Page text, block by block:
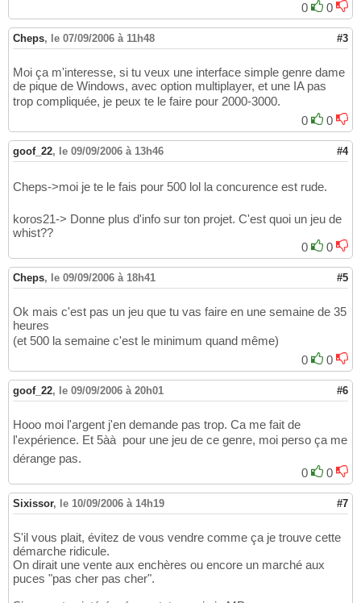
0
0
Cheps, le 07/09/2006 à 11h48 #3
Moi ça m'interesse, si tu veux une interface simple genre dame
de pique de Windows, avec option multiplayer, et une IA pas
trop compliquée, je peux te le faire pour 2000-3000.
0
0
goof_22, le 09/09/2006 à 13h46 #4
Cheps->moi je te le fais pour 500 lol la concurence est rude.
koros21-> Donne plus d'info sur ton projet. C'est quoi un jeu de
whist??
0
0
Cheps, le 09/09/2006 à 18h41 #5
Ok mais c'est pas un jeu que tu vas faire en une semaine de 35
heures
(et 500 la semaine c'est le minimum quand même)
0
0
goof_22, le 09/09/2006 à 20h01 #6
Hooo moi l'argent j'en demande pas trop. Ca me fait de
l'expérience. Et 5àà  pour une jeu de ce genre, moi perso ça me
dérange pas.
0
0
Sixissor, le 10/09/2006 à 14h19 #7
S'il vous plait, évitez de vous vendre comme ça je trouve cette
démarche ridicule.
On dirait une vente aux enchères ou encore un marché aux
puces "pas cher pas cher".